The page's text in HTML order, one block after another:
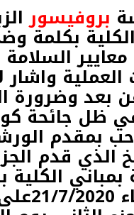
بروفيسور
بكلمة
العملية
بعد وضرورة
ظل جائحة
بمقدم
الذي قدم
الكلية
..يوم